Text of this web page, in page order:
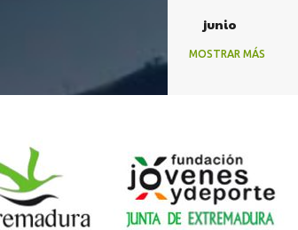
junio
2025
2024
diciembre
MOSTRAR MÁS